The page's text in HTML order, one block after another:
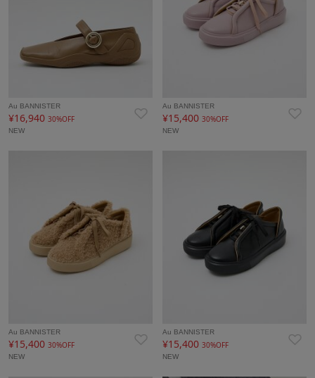
Au BANNISTER
¥16,940 30%OFF
NEW
Au BANNISTER
¥15,40030%OFF
NEW
Au BANNISTER
¥15,400 30%OFF
NEW
Au BANNISTER
¥15,40030%OFF
NEW